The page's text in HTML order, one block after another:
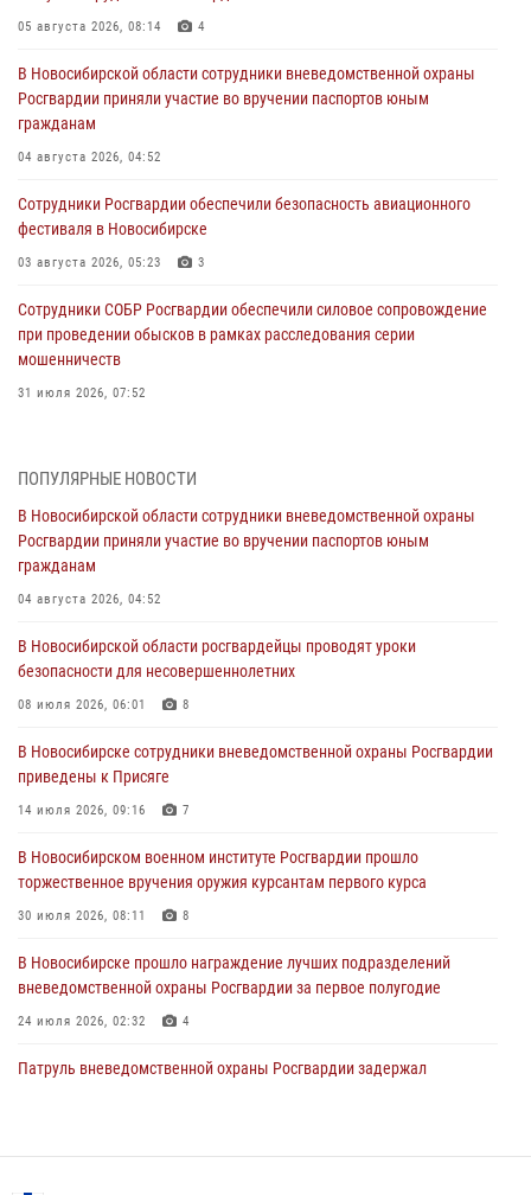
05 августа 2026, 08:14 4
В Новосибирской области сотрудники вневедомственной охраны
Росгвардии приняли участие во вручении паспортов юным
гражданам
04 августа 2026, 04:52
Сотрудники Росгвардии обеспечили безопасность авиационного
фестиваля в Новосибирске
03 августа 2026, 05:23 3
Сотрудники СОБР Росгвардии обеспечили силовое сопровождение
при проведении обысков в рамках расследования серии
мошенничеств
31 июля 2026, 07:52
При силовой поддержке бойцов ОМОН и СОБР Росгвардии
пресечена деятельность группы лиц, причастных к мошенничеству
в сфере страхования
В Новосибирске сотрудниками вневедомственной охраны
Росгвардии задержан гражданин, находящийся в розыске
В Новосибирске военнослужащие отряда спецназа «Ермак»
Росгвардии провели занятия по беспарашютному десантированию
В Новосибирске военнослужащие Росгвардии почтили память детей
– жертв войны в Донбассе
ПОПУЛЯРНЫЕ НОВОСТИ
В Новосибирской области сотрудники вневедомственной охраны
Росгвардии приняли участие во вручении паспортов юным
гражданам
04 августа 2026, 04:52
В Новосибирской области росгвардейцы проводят уроки
безопасности для несовершеннолетних
08 июля 2026, 06:01 8
В Новосибирске сотрудники вневедомственной охраны Росгвардии
приведены к Присяге
14 июля 2026, 09:16 7
В Новосибирском военном институте Росгвардии прошло
торжественное вручения оружия курсантам первого курса
30 июля 2026, 08:11 8
В Новосибирске прошло награждение лучших подразделений
вневедомственной охраны Росгвардии за первое полугодие
24 июля 2026, 02:32 4
Патруль вневедомственной охраны Росгвардии задержал